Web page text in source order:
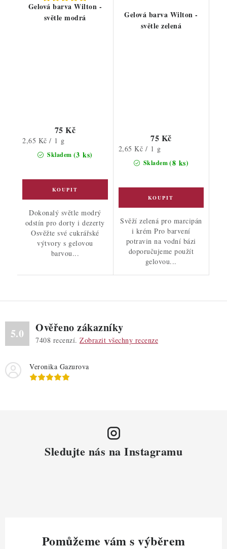
Gelová barva Wilton -
světle modrá
Skladem (3 ks)
75 Kč
Měrná
2,65 Kč / 1 g
Dokonalý světle modrý
odstín pro dorty i dezerty
Osvěžte své cukrářské
výtvory s gelovou
barvou...
Gelová barva Wilton -
světle zelená
Skladem(8 ks)
75 Kč
Měrná
2,65 Kč / 1 g
Svěží zelená pro marcipán
i krém Pro barvení
potravin na vodní bázi
doporučujeme použít
gelovou...
5.0 Ověřeno zákazníky
7408 recenzí. Zobrazit všechny recenze
Veronika Gazurova
Sledujte nás na Instagramu
Pomůžeme vám s výběrem